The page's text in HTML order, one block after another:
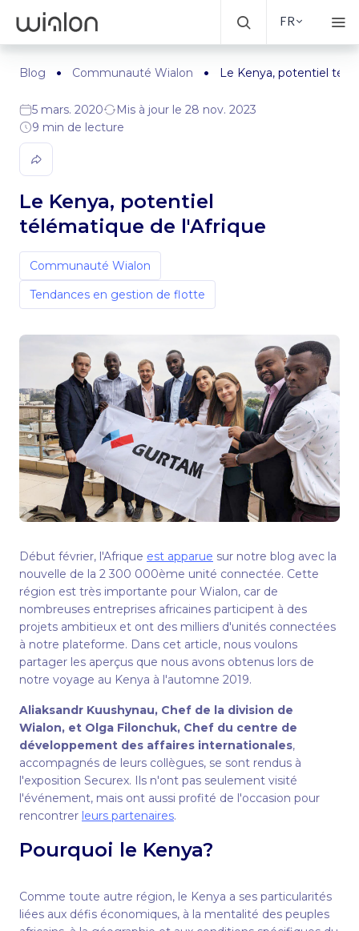
FR
Blog Communauté Wialon Le Kenya, potentiel
5 mars. 2020
Mis à jour le 28 nov. 2023
9 min de lecture
Le Kenya, potentiel
télématique de l'Afrique
Communauté Wialon
Tendances en gestion de flotte
Début février, l'Afrique est apparue sur notre blog avec la
nouvelle de la 2 300 000ème unité connectée. Cette
région est très importante pour Wialon, car de
nombreuses entreprises africaines participent à des
projets ambitieux et ont des milliers d'unités connectées
à notre plateforme. Dans cet article, nous voulons
partager les aperçus que nous avons obtenus lors de
notre voyage au Kenya à l'automne 2019.
Aliaksandr Kuushynau, Chef de la division de
Wialon, et Olga Filonchuk, Chef du centre de
développement des affaires internationales,
accompagnés de leurs collègues, se sont rendus à
l'exposition Securex. Ils n'ont pas seulement visité
l'événement, mais ont aussi profité de l'occasion pour
rencontrer leurs partenaires.
Pourquoi le Kenya?
Comme toute autre région, le Kenya a ses particularités
liées aux défis économiques, à la mentalité des peuples